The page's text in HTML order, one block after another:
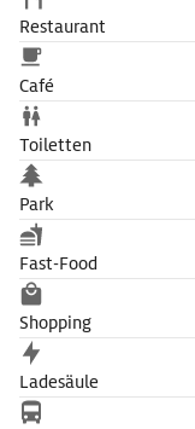
Restaurant
Café
Toiletten
Park
Fast-Food
Shopping
Ladesäule